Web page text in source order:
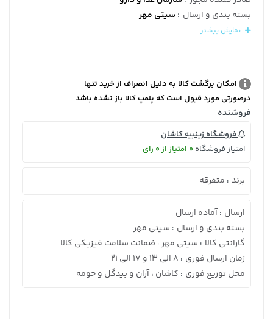
بسته بندی و ارسال :سیتی مهر
نمایش بیشتر
امکان برگشت کالا به دلیل انصراف از خرید تنها
درصورتی مورد قبول است که پلمپ کالا باز نشده باشد
فروشنده
فروشگاه زینبیه کاشان
امتیاز فروشگاه 0 امتیاز از 0 رای
برند : متفرقه
ارسال : آماده ارسال
بسته بندی و ارسال : سیتی مهر
گارانتی کالا : سیتی مهر ، ضمانت سلامت فیزیکی کالا
زمان ارسال فوری : 8 الی 13 و 17 الی 21
محل توزیع فوری : کاشان ، آران و بیدگل و حومه